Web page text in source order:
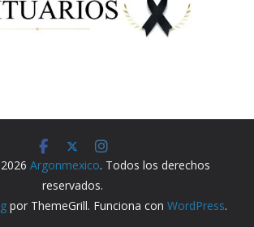
Argonmexico. Todos los derechos
reservados.
por ThemeGrill. Funciona con WordPress.